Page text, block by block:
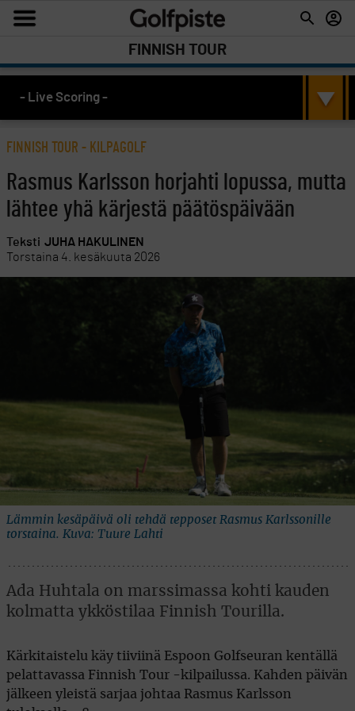
FINNISH TOUR
- Live Scoring -
FINNISH TOUR - KILPAGOLF
Rasmus Karlsson horjahti lopussa, mutta
lähtee yhä kärjestä päätöspäivään
Teksti JUHA HAKULINEN
Torstaina 4. kesäkuuta 2026
Lämmin kesäpäivä oli tehdä tepposet Rasmus Karlssonille
torstaina. Kuva: Tuure Lahti
Ada Huhtala on marssimassa kohti kauden
kolmatta ykköstilaa Finnish Tourilla.
Kärkitaistelu käy tiiviinä Espoon Golfseuran kentällä
pelattavassa Finnish Tour -kilpailussa. Kahden päivän
jälkeen yleistä sarjaa johtaa Rasmus Karlsson